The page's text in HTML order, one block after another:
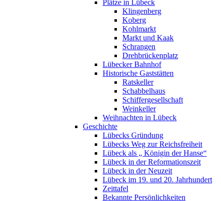
Plätze in Lübeck
Klingenberg
Koberg
Kohlmarkt
Markt und Kaak
Schrangen
Drehbrückenplatz
Lübecker Bahnhof
Historische Gaststätten
Ratskeller
Schabbelhaus
Schiffergesellschaft
Weinkeller
Weihnachten in Lübeck
Geschichte
Lübecks Gründung
Lübecks Weg zur Reichsfreiheit
Lübeck als „ Königin der Hanse“
Lübeck in der Reformationszeit
Lübeck in der Neuzeit
Lübeck im 19. und 20. Jahrhundert
Zeittafel
Bekannte Persönlichkeiten